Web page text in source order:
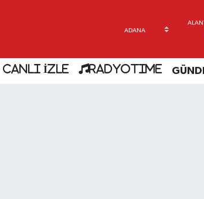
CANLI İZLE RADYOTIME